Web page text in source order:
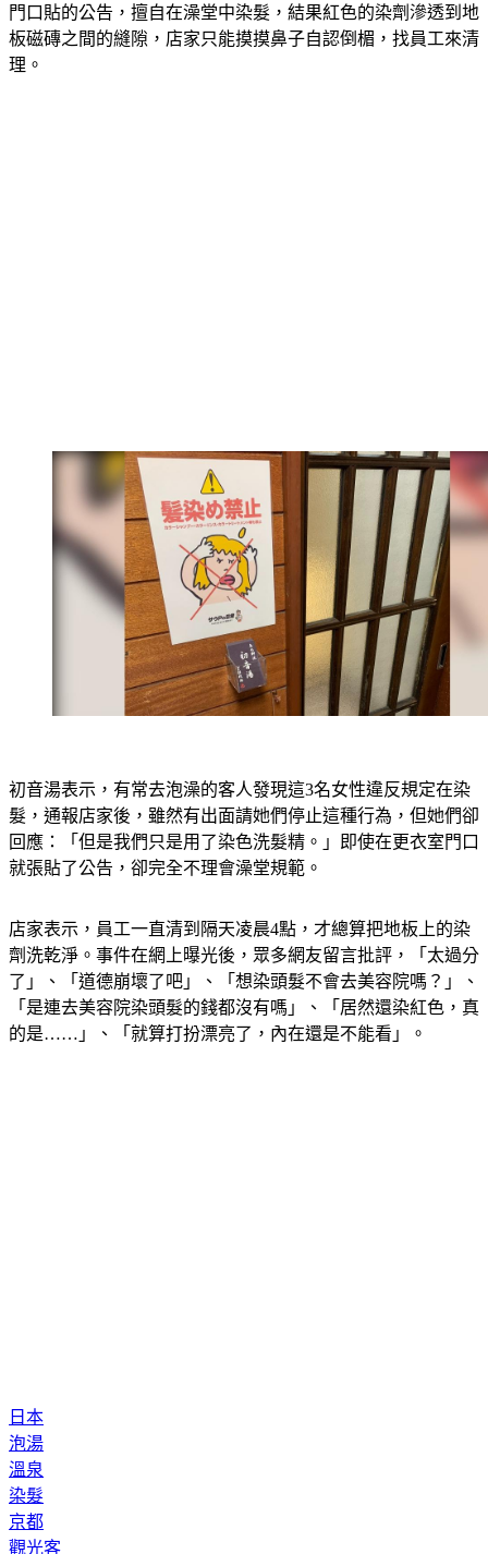
門口貼的公告，擅自在澡堂中染髮，結果紅色的染劑滲透到地
板磁磚之間的縫隙，店家只能摸摸鼻子自認倒楣，找員工來清
理。
初音湯表示，有常去泡澡的客人發現這3名女性違反規定在染
髮，通報店家後，雖然有出面請她們停止這種行為，但她們卻
回應：「但是我們只是用了染色洗髮精。」即使在更衣室門口
就張貼了公告，卻完全不理會澡堂規範。
店家表示，員工一直清到隔天凌晨4點，才總算把地板上的染
劑洗乾淨。事件在網上曝光後，眾多網友留言批評，「太過分
了」、「道德崩壞了吧」、「想染頭髮不會去美容院嗎？」、
「是連去美容院染頭髮的錢都沒有嗎」、「居然還染紅色，真
的是……」、「就算打扮漂亮了，內在還是不能看」。
日本
泡湯
溫泉
染髮
京都
觀光客